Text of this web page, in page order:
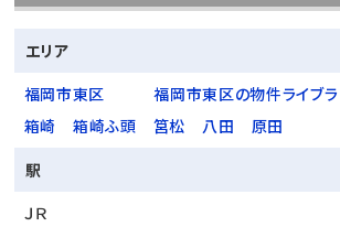
エリア
福岡市東区
福岡市東区の物件ライブ
箱崎
箱崎ふ頭 筥松 八田
原田
駅
ＪＲ